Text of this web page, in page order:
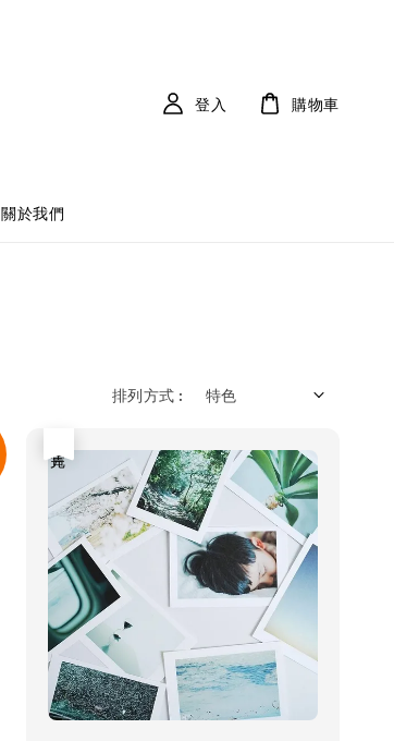
關於我們
登入 購物車
排列方式 :